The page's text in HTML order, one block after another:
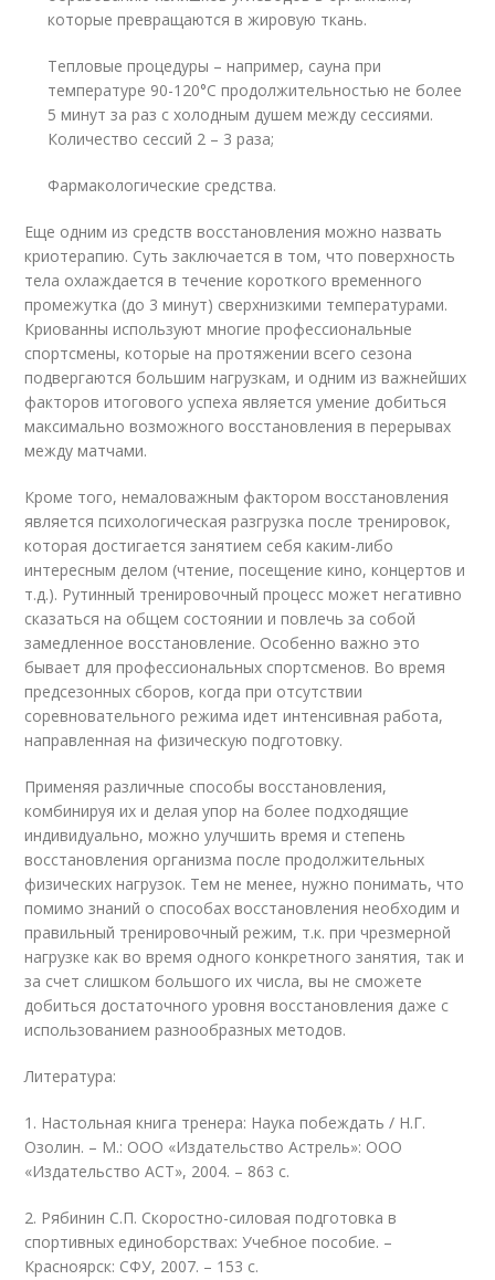
которые превращаются в жировую ткань.
Тепловые процедуры – например, сауна при
температуре 90-120°С продолжительностью не более
5 минут за раз с холодным душем между сессиями.
Количество сессий 2 – 3 раза;
Фармакологические средства.
Еще одним из средств восстановления можно назвать
криотерапию. Суть заключается в том, что поверхность
тела охлаждается в течение короткого временного
промежутка (до 3 минут) сверхнизкими температурами.
Криованны используют многие профессиональные
спортсмены, которые на протяжении всего сезона
подвергаются большим нагрузкам, и одним из важнейших
факторов итогового успеха является умение добиться
максимально возможного восстановления в перерывах
между матчами.
Кроме того, немаловажным фактором восстановления
является психологическая разгрузка после тренировок,
которая достигается занятием себя каким-либо
интересным делом (чтение, посещение кино, концертов и
т.д.). Рутинный тренировочный процесс может негативно
сказаться на общем состоянии и повлечь за собой
замедленное восстановление. Особенно важно это
бывает для профессиональных спортсменов. Во время
предсезонных сборов, когда при отсутствии
соревновательного режима идет интенсивная работа,
направленная на физическую подготовку.
Применяя различные способы восстановления,
комбинируя их и делая упор на более подходящие
индивидуально, можно улучшить время и степень
восстановления организма после продолжительных
физических нагрузок. Тем не менее, нужно понимать, что
помимо знаний о способах восстановления необходим и
правильный тренировочный режим, т.к. при чрезмерной
нагрузке как во время одного конкретного занятия, так и
за счет слишком большого их числа, вы не сможете
добиться достаточного уровня восстановления даже с
использованием разнообразных методов.
Литература:
1. Настольная книга тренера: Наука побеждать / Н.Г.
Озолин. – М.: ООО «Издательство Астрель»: ООО
«Издательство АСТ», 2004. – 863 с.
2. Рябинин С.П. Скоростно-силовая подготовка в
спортивных единоборствах: Учебное пособие. –
Красноярск: СФУ, 2007. – 153 с.